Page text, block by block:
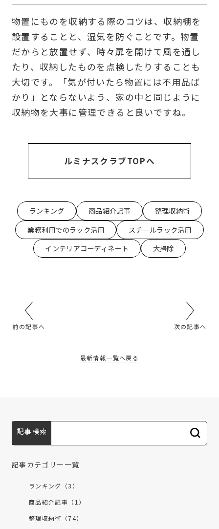
物置にものを収納する際のコツは、収納棚を
設置することと、湿気を防ぐことです。物置
だからと放置せず、時々扉を開けて風を通し
たり、収納したものを点検したりすることも
大切です。「気が付いたら物置には不用品ば
かり」とならないよう、家の中と同じように
収納物を大事に管理できると良いですね。
ルミナスクラブTOPへ
ランキング 商品紹介記事
整理収納術
業務利用でのラック活用
スチールラック活用
インテリアコーディネート
大掃除
前の記事へ
最新情報一覧へ戻る
次の記事へ
記事検索
記事カテゴリー一覧
ランキング（3）
商品紹介記事（1）
整理収納術（74）